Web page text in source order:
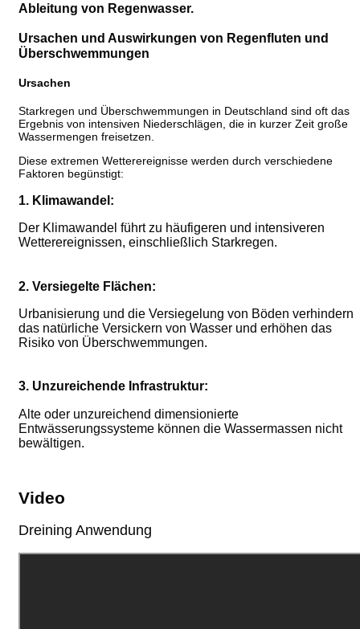
Ableitung von Regenwasser.
Ursachen und Auswirkungen von Regenfluten und
Überschwemmungen
Ursachen
Starkregen und Überschwemmungen in Deutschland sind oft das
Ergebnis von intensiven Niederschlägen, die in kurzer Zeit große
Wassermengen freisetzen.
Diese extremen Wetterereignisse werden durch verschiedene
Faktoren begünstigt:
1. Klimawandel:
Der Klimawandel führt zu häufigeren und intensiveren
Wetterereignissen, einschließlich Starkregen.
2. Versiegelte Flächen:
Urbanisierung und die Versiegelung von Böden verhindern
das natürliche Versickern von Wasser und erhöhen das
Risiko von Überschwemmungen.
3. Unzureichende Infrastruktur:
Alte oder unzureichend dimensionierte
Entwässerungssysteme können die Wassermassen nicht
bewältigen.
Video
Dreining Anwendung